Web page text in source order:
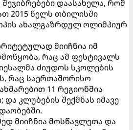
დაასახელა, რომ
2015 წელს თბილისში
ახალგაზრდულ ოლიმპიურ
მიიჩნია იმ
რაც ამ ფესტივალს
ძიუდოს სკოლების
რაც საერთაშორისო
11 რეგიონშია
კლუბების შექმნას იმავე
მიიჩნია მოსწავლეთა და